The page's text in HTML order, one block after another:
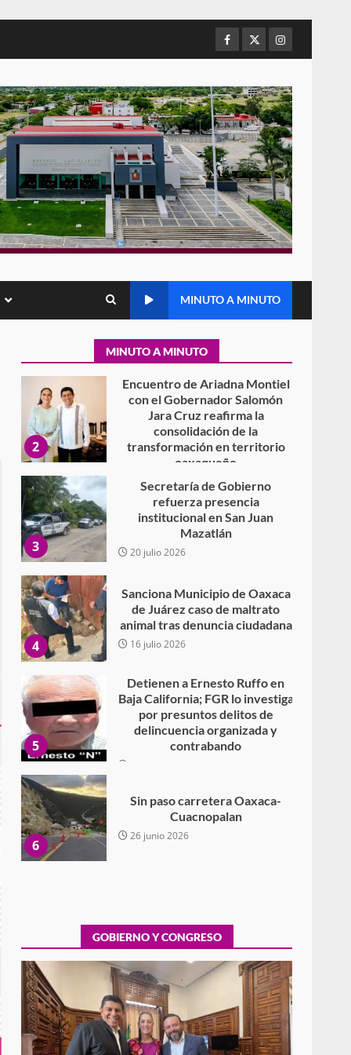
Facebook
TwitterInstagram
MINUTO A MINUTO
MINUTO A MINUTO
delincuencia organizada y
contrabando
6
Sin paso carretera Oaxaca-
Cuacnopalan
26 junio 2026
7
Ejecuta orden de aprehensión
por el delito de pederastia
cometido en la región del Istmo
de Tehuantepec
22 junio 2026
Ciudad Salud: justicia social
para Oaxaca
5 agosto 2026
2
Encuentro de Ariadna Montiel
con el Gobernador Salomón
Jara Cruz reafirma la
consolidación de la
transformación en territorio
oaxaqueño
30 julio 2026
3
Secretaría de Gobierno
refuerza presencia
institucional en San Juan
Mazatlán
20 julio 2026
4
Sanciona Municipio de Oaxaca
de Juárez caso de maltrato
animal tras denuncia ciudadana
16 julio 2026
5
Detienen a Ernesto Ruffo en
Baja California; FGR lo investiga
por presuntos delitos de
delincuencia organizada y
contrabando
6
Sin paso carretera Oaxaca-
Cuacnopalan
26 junio 2026
7
de Tehuantepec
22 junio 2026
1
Ciudad Salud: justicia social
para Oaxaca
5 agosto 2026
GOBIERNO Y CONGRESO